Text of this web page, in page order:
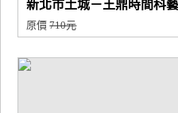
新北市土城－王鼎時間科
原價710元